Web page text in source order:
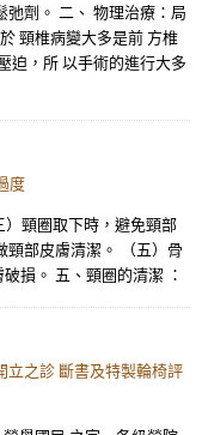
劑。 二、 物理治療：局
頸椎病變大多是前 方椎
迫，所 以手術的進行大多
度
）頸圈取下時，避免頸部
部皮膚清潔。 （五）骨
損。 五、頸圈的清潔 ：
立之診 斷書及特製輪椅評